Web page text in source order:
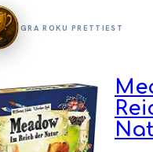
GRA ROKU PRETTIEST